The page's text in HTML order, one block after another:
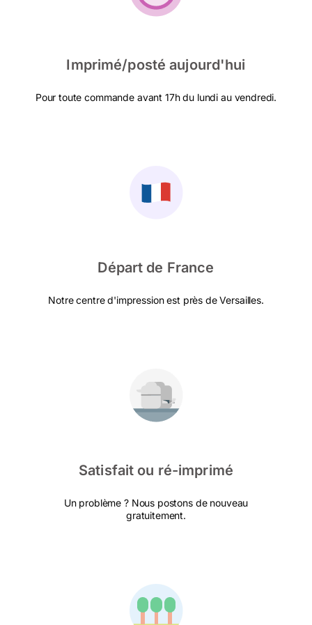
Imprimé/posté aujourd'hui
Pour toute commande avant 17h du lundi au vendredi.
Départ de France
Notre centre d'impression est près de Versailles.
Satisfait ou ré-imprimé
Un problème ? Nous postons de nouveau
gratuitement.